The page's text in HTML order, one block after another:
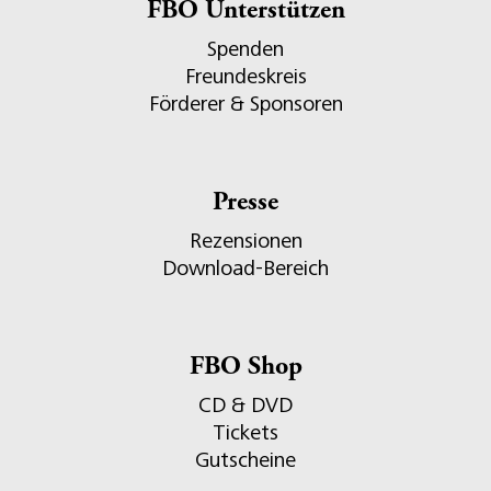
FBO Unterstützen
Spenden
Freundeskreis
Förderer & Sponsoren
Presse
Rezensionen
Download-Bereich
FBO Shop
CD & DVD
Tickets
Gutscheine